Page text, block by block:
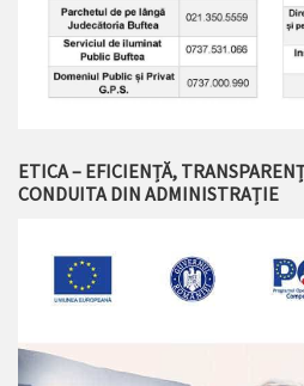
ETICA – EFICIENȚĂ,
CONDUITA DIN ADMINISTRAȚIE